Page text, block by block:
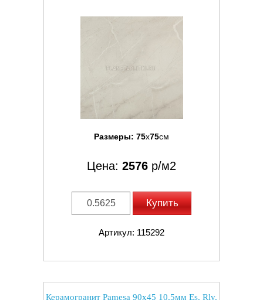
Размеры: 75x75см
Цена: 2576 р/м2
Купить
Артикул: 115292
Керамогранит Pamesa 90x45 10.5мм Es. Rlv.